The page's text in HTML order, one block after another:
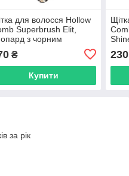
для волосся Hollow
Superbrush Elit,
з чорним
₴
Купити
230
за рік